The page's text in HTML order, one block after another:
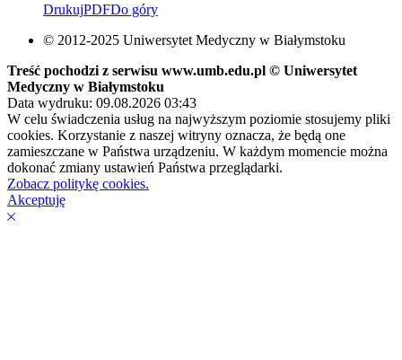
DrukujPDFDo góry
© 2012-2025 Uniwersytet Medyczny w Białymstoku
Treść pochodzi z serwisu www.umb.edu.pl © Uniwersytet
Medyczny w Białymstoku
Data wydruku: 09.08.2026 03:43
W celu świadczenia usług na najwyższym poziomie stosujemy pliki
cookies. Korzystanie z naszej witryny oznacza, że będą one
zamieszczane w Państwa urządzeniu. W każdym momencie można
dokonać zmiany ustawień Państwa przeglądarki.
Zobacz politykę cookies.
Akceptuję